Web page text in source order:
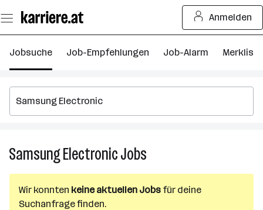
Seiteninhalt
springen
Anmelden
Jobsuche Job-Empfehlungen Job-Alarm Merkliste
Samsung ElectronicJobs
Wir konnten keine aktuellen Jobs für deine
Suchanfrage finden.